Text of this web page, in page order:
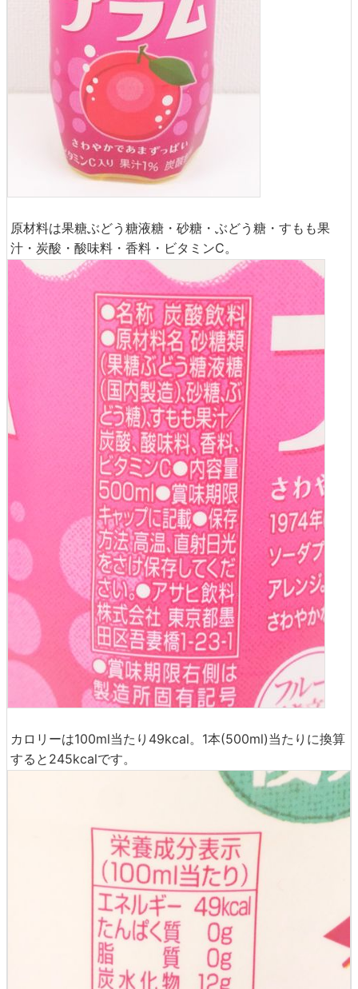
原材料は果糖ぶどう糖液糖・砂糖・ぶどう糖・すもも果
汁・炭酸・酸味料・香料・ビタミンC。
カロリーは100ml当たり49kcal。1本(500ml)当たりに換算
すると245kcalです。